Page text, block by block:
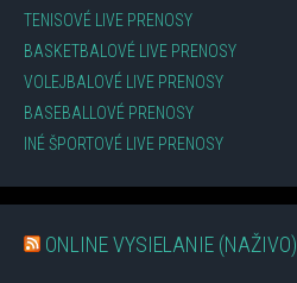
TENISOVÉ LIVE PRENOSY
BASKETBALOVÉ LIVE PRENOSY
VOLEJBALOVÉ LIVE PRENOSY
BASEBALLOVÉ PRENOSY
INÉ ŠPORTOVÉ LIVE PRENOSY
ONLINE VYSIELANIE (NAŽIVO)